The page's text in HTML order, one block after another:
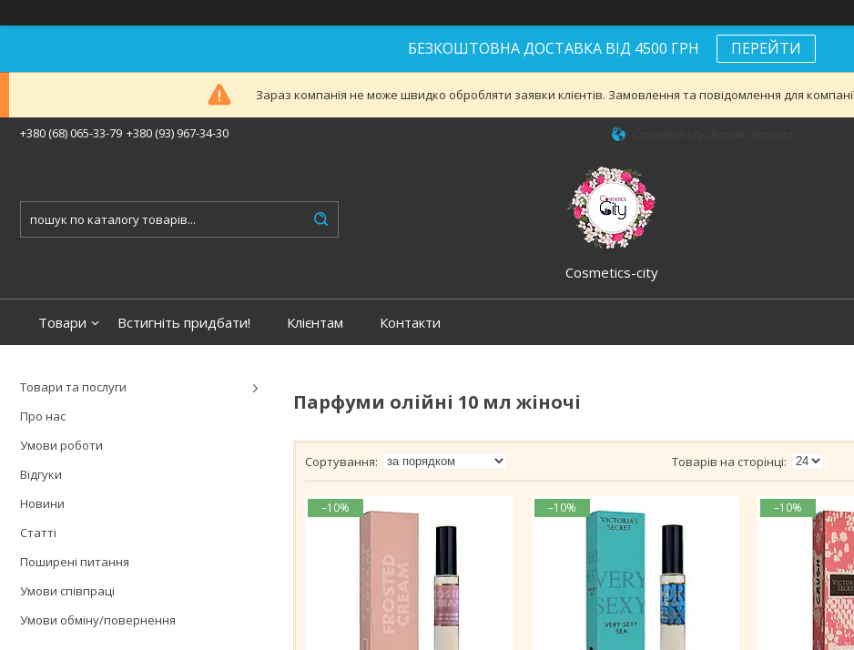
БЕЗКОШТОВНА ДОСТАВКА ВІД 4500 ГРН ПЕРЕЙТИ
Зараз компанія не може швидко обробляти заявки клієнтів. Замовлення та повідомлення для
+380 (68) 065-33-79 +380 (93) 967-34-30
Cosmetics-city
Товари Встигніть придбати! Клієнтам Контакти
Товари та послуги
Про нас
Умови роботи
Відгуки
Новини
Статті
Поширені питання
Умови співпраці
Умови обміну/повернення
Парфуми олійні 10 мл жіночі
–10% –10% –10%